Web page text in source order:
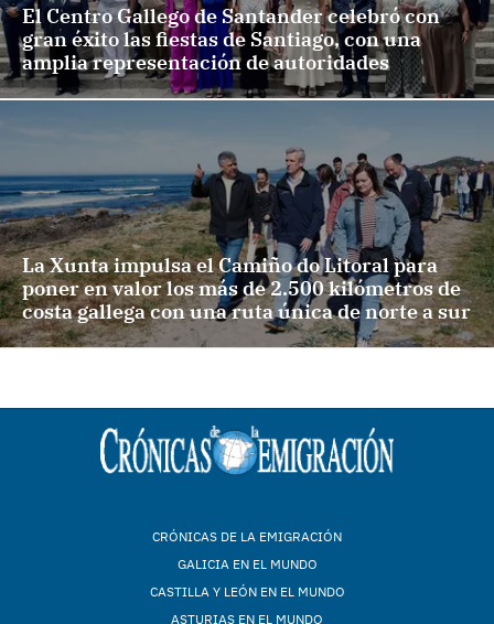
El Centro Gallego de Santander celebró con
gran éxito las fiestas de Santiago, con una
amplia representación de autoridades
La Xunta impulsa el Camiño do Litoral para
poner en valor los más de 2.500 kilómetros de
costa gallega con una ruta única de norte a sur
CRÓNICAS DE LA EMIGRACIÓN
GALICIA EN EL MUNDO
CASTILLA Y LEÓN EN EL MUNDO
ASTURIAS EN EL MUNDO